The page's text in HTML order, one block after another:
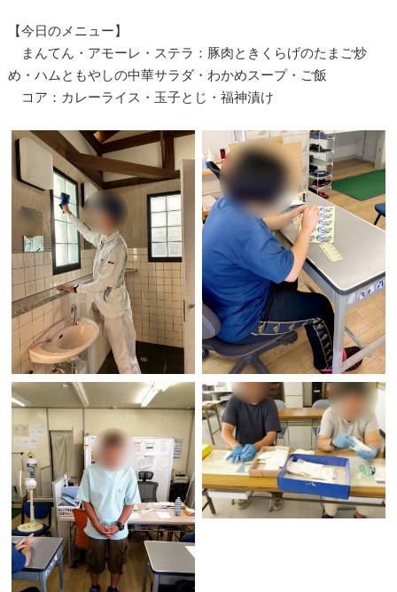
【今日のメニュー】
まんてん・アモーレ・ステラ：豚肉ときくらげのたまご炒
め・ハムともやしの中華サラダ・わかめスープ・ご飯
コア：カレーライス・玉子とじ・福神漬け